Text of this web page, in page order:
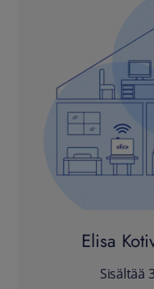
Elisa
Sisältää